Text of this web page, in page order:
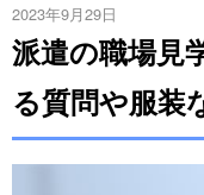
2023年9月29日
派遣の職場見
る質問や服装